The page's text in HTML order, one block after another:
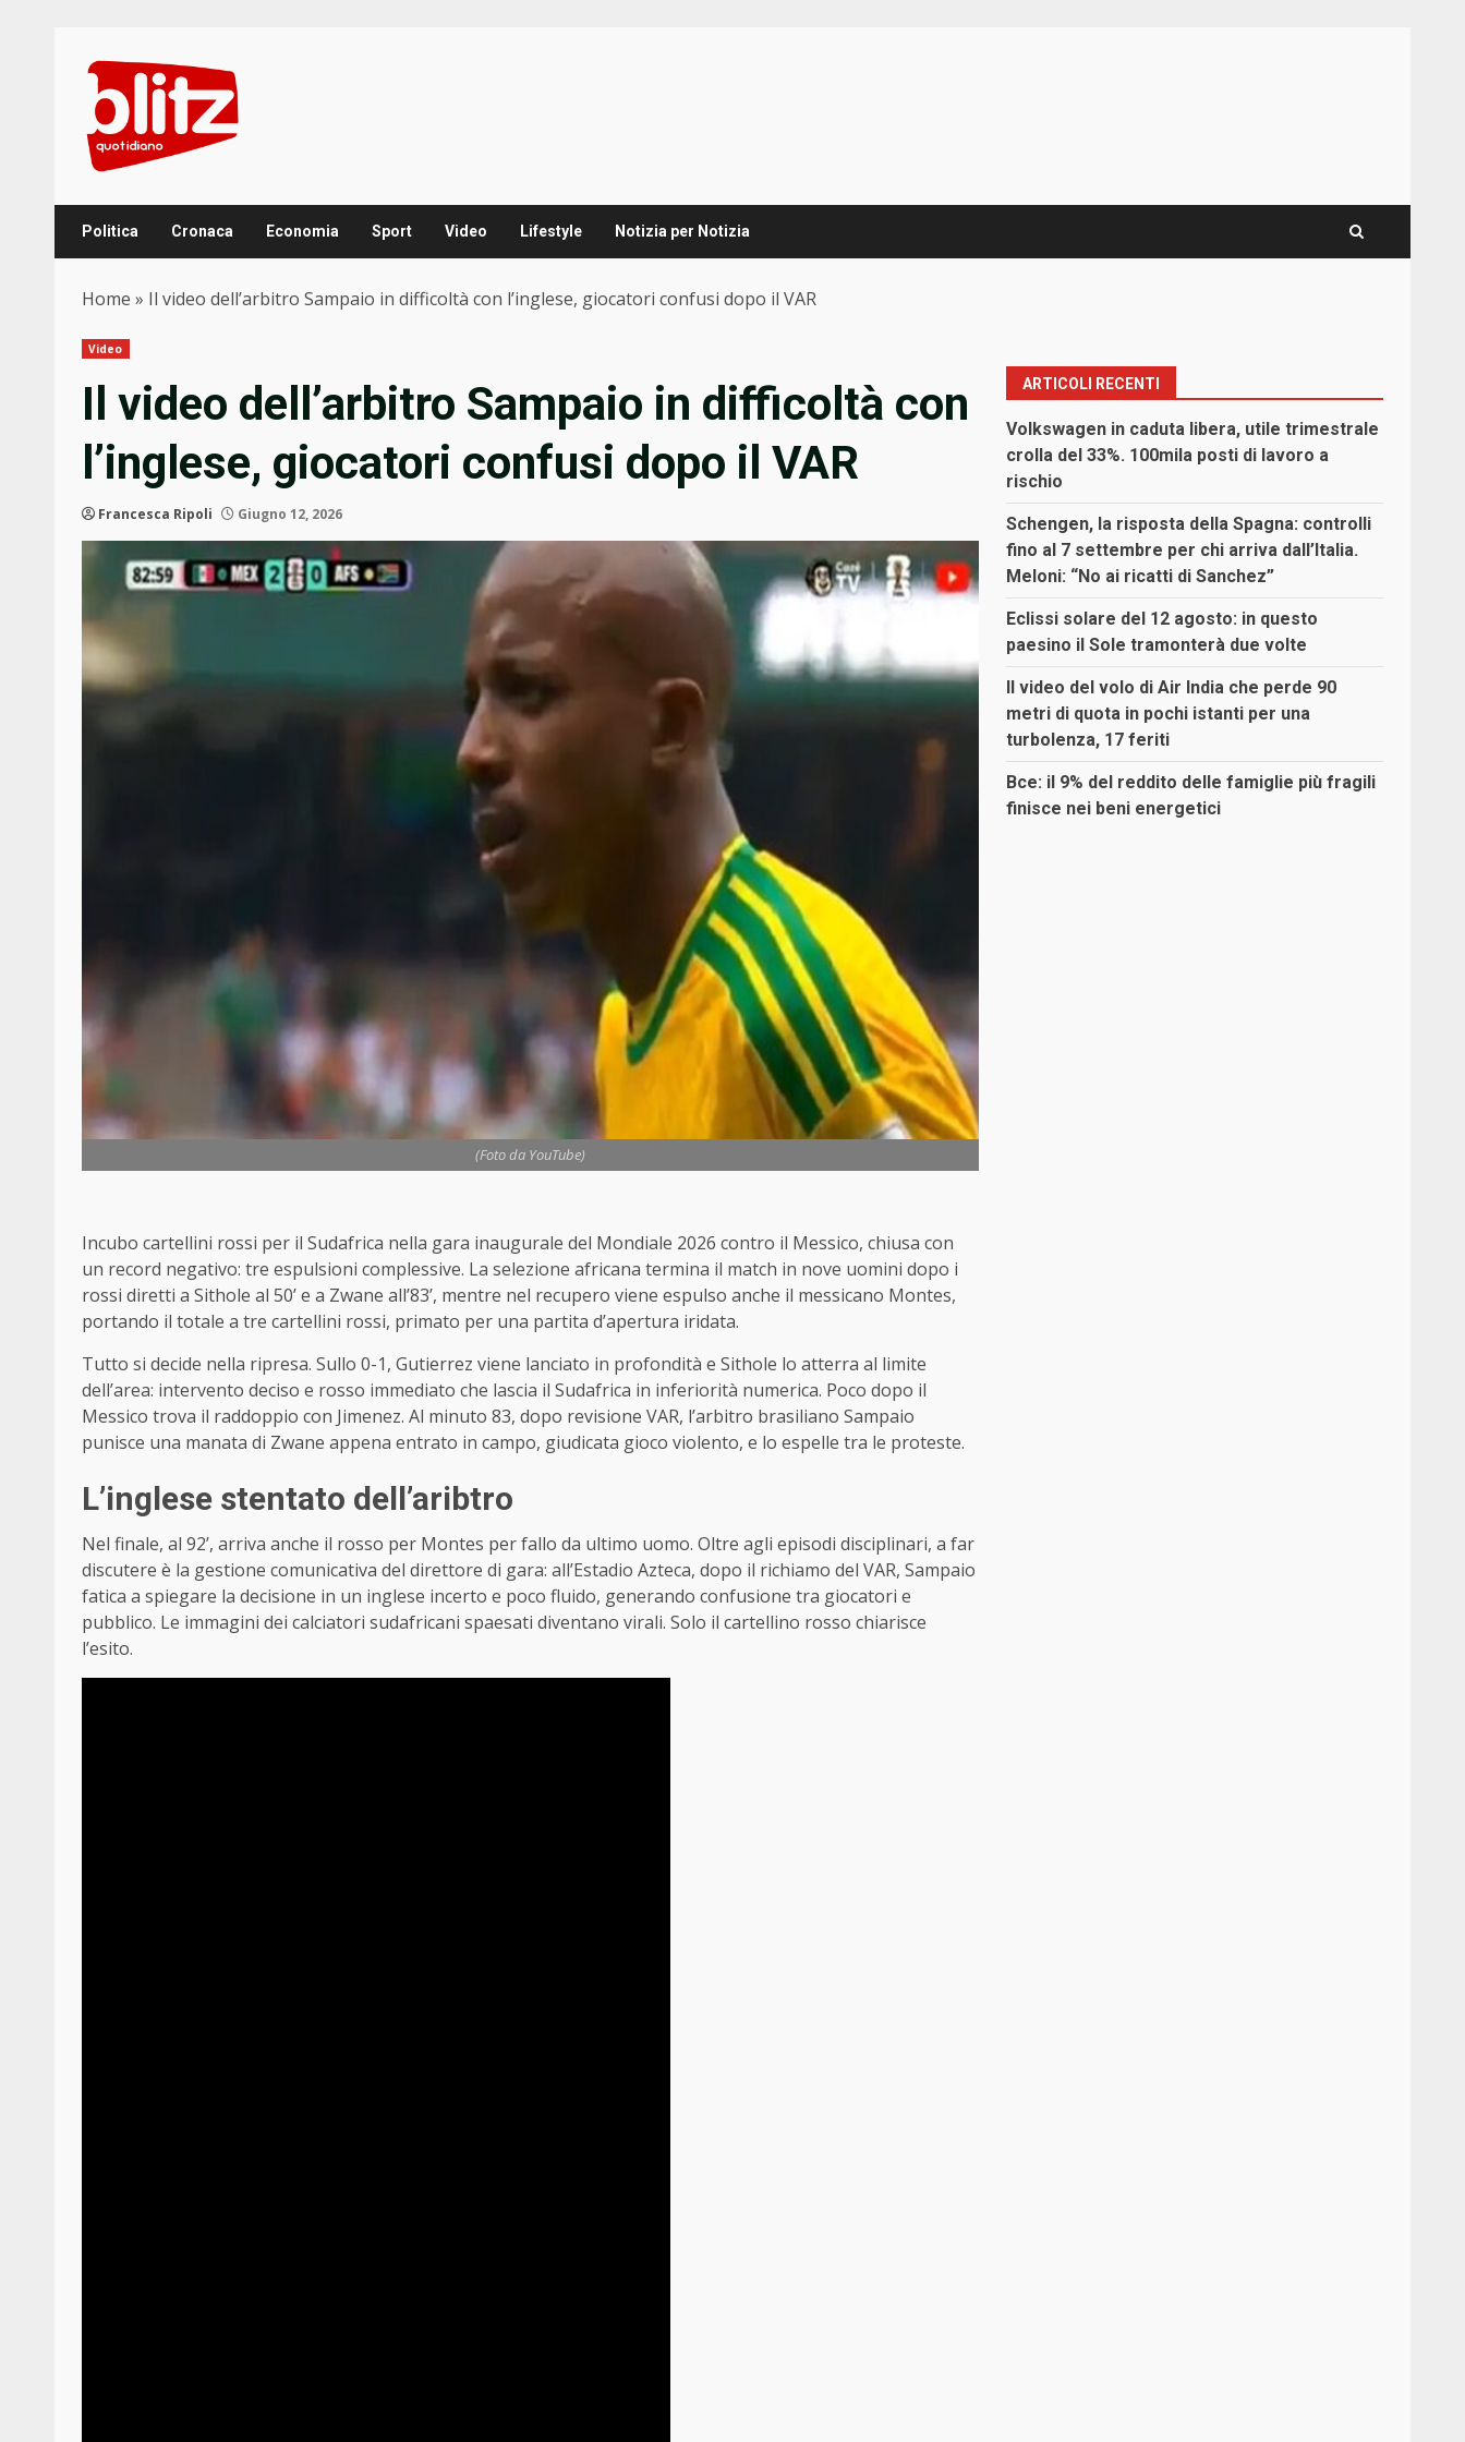
content
Politica Cronaca Economia Sport Video Lifestyle Notizia per Notizia
Home » Il video dell’arbitro Sampaio in difficoltà con l’inglese, giocatori confusi dopo il VAR
Video
Il video dell’arbitro Sampaio in difficoltà con
l’inglese, giocatori confusi dopo il VAR
Francesca Ripoli Giugno 12, 2026
(Foto da YouTube)
Incubo cartellini rossi per il Sudafrica nella gara inaugurale del Mondiale 2026 contro il Messico, chiusa con
un record negativo: tre espulsioni complessive. La selezione africana termina il match in nove uomini dopo i
rossi diretti a Sithole al 50’ e a Zwane all’83’, mentre nel recupero viene espulso anche il messicano Montes,
portando il totale a tre cartellini rossi, primato per una partita d’apertura iridata.
Tutto si decide nella ripresa. Sullo 0-1, Gutierrez viene lanciato in profondità e Sithole lo atterra al limite
dell’area: intervento deciso e rosso immediato che lascia il Sudafrica in inferiorità numerica. Poco dopo il
Messico trova il raddoppio con Jimenez. Al minuto 83, dopo revisione VAR, l’arbitro brasiliano Sampaio
punisce una manata di Zwane appena entrato in campo, giudicata gioco violento, e lo espelle tra le proteste.
L’inglese stentato dell’aribtro
Nel finale, al 92’, arriva anche il rosso per Montes per fallo da ultimo uomo. Oltre agli episodi disciplinari, a far
discutere è la gestione comunicativa del direttore di gara: all’Estadio Azteca, dopo il richiamo del VAR, Sampaio
fatica a spiegare la decisione in un inglese incerto e poco fluido, generando confusione tra giocatori e
pubblico. Le immagini dei calciatori sudafricani spaesati diventano virali. Solo il cartellino rosso chiarisce
l’esito.
ARTICOLI RECENTI
Volkswagen in caduta libera, utile trimestrale
crolla del 33%. 100mila posti di lavoro a
rischio
Schengen, la risposta della Spagna: controlli
fino al 7 settembre per chi arriva dall’Italia.
Meloni: “No ai ricatti di Sanchez”
Eclissi solare del 12 agosto: in questo
paesino il Sole tramonterà due volte
Il video del volo di Air India che perde 90
metri di quota in pochi istanti per una
turbolenza, 17 feriti
Bce: il 9% del reddito delle famiglie più fragili
finisce nei beni energetici